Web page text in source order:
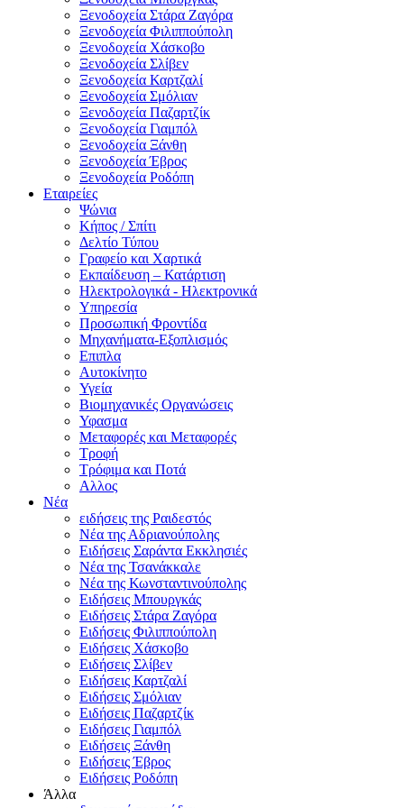
Ξενοδοχεία Στάρα Ζαγόρα
Ξενοδοχεία Φιλιππούπολη
Ξενοδοχεία Χάσκοβο
Ξενοδοχεία Σλίβεν
Ξενοδοχεία Καρτζαλί
Ξενοδοχεία Σμόλιαν
Ξενοδοχεία Παζαρτζίκ
Ξενοδοχεία Γιαμπόλ
Ξενοδοχεία Ξάνθη
Ξενοδοχεία Έβρος
Ξενοδοχεία Ροδόπη
Εταιρείες
Ψώνια
Κήπος / Σπίτι
Δελτίο Τύπου
Γραφείο και Χαρτικά
Εκπαίδευση – Κατάρτιση
Ηλεκτρολογικά - Ηλεκτρονικά
Υπηρεσία
Προσωπική Φροντίδα
Μηχανήματα-Εξοπλισμός
Επιπλα
Αυτοκίνητο
Υγεία
Βιομηχανικές Οργανώσεις
Υφασμα
Μεταφορές και Μεταφορές
Τροφή
Τρόφιμα και Ποτά
Αλλος
Νέα
ειδήσεις της Ραιδεστός
Νέα της Αδριανούπολης
Ειδήσεις Σαράντα Εκκλησιές
Νέα της Τσανάκκαλε
Νέα της Κωνσταντινούπολης
Ειδήσεις Μπουργκάς
Ειδήσεις Στάρα Ζαγόρα
Ειδήσεις Φιλιππούπολη
Ειδήσεις Χάσκοβο
Ειδήσεις Σλίβεν
Ειδήσεις Καρτζαλί
Ειδήσεις Σμόλιαν
Ειδήσεις Παζαρτζίκ
Ειδήσεις Γιαμπόλ
Ειδήσεις Ξάνθη
Ειδήσεις Έβρος
Ειδήσεις Ροδόπη
Άλλα